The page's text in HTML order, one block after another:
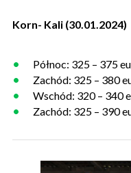
Korn- Kali (30.01.2024)
Północ: 325 – 375
Zachód: 325 – 380
Wschód: 320 – 340
Zachód: 325 – 390